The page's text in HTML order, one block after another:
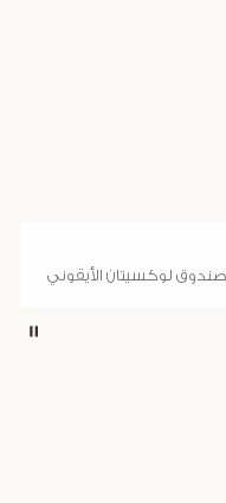
لوكسيتان الأيقوني